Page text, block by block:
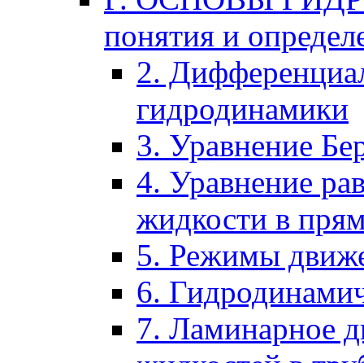
понятия и
2.
гидродинамики
3. Уравнение
4. Уравнение
жидкости в
5. Режимы
6.
7. Ламинарное